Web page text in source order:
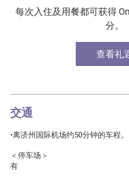
每次入住及用餐都可获得
分。
查看礼
交通
•离济州国际机场约50分钟的车程。
＜停车场＞
有